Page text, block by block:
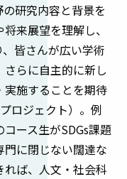
研究内容と背景を
来展望を理解し、
皆さんが広い学術
らに自主的に新し
実施することを期待
ロジェクト）。例
ース生がSDGs課題
に閉じない闊達な
ば、人文・社会科